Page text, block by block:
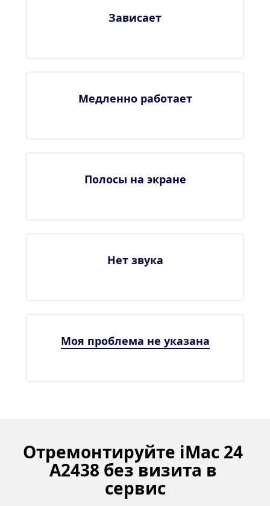
Зависает
Медленно работает
Полосы на экране
Нет звука
Моя проблема не указана
Отремонтируйте iMac 24
A2438 без визита в
сервис